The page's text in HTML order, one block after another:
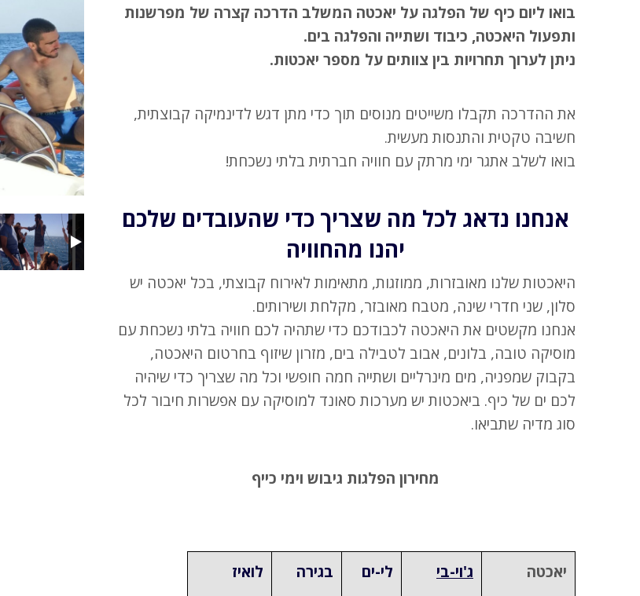
בואו ליום כיף של הפלגה על יאכטה המשלב הדרכה קצרה של מפרשנות
ותפעול היאכטה, כיבוד ושתייה והפלגה בים.
ניתן לערוך תחרויות בין צוותים על מספר יאכטות.
את ההדרכה תקבלו משייטים מנוסים תוך כדי מתן דגש לדינמיקה קבוצתית,
חשיבה טקטית והתנסות מעשית.
בואו לשלב אתגר ימי מרתק עם חוויה חברתית בלתי נשכחת!
אנחנו נדאג לכל מה שצריך כדי שהעובדים שלכם
יהנו מהחוויה
היאכטות שלנו מאובזרות, ממוזגות, מתאימות לאירוח קבוצתי, בכל יאכטה יש
סלון, שני חדרי שינה, מטבח מאובזר, מקלחת ושירותים.
אנחנו מקשטים את היאכטה לכבודכם כדי שתהיה לכם חוויה בלתי נשכחת עם
מוסיקה טובה, בלונים, אבוב לטבילה בים, מזרון שיזוף בחרטום היאכטה,
בקבוק שמפניה, מים מינרליים ושתייה חמה חופשי וכל מה שצריך כדי שיהיה
לכם ים של כיף. ביאכטות יש מערכות סאונד למוסיקה עם אפשרות חיבור לכל
סוג מדיה שתביאו.
מחירון הפלגות גיבוש וימי כייף
יאכטה ג'וי-בי לי-ים בגירה לואיז